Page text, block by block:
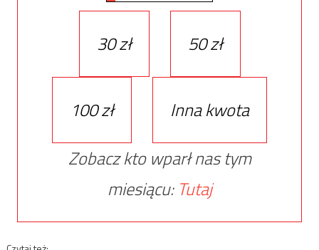
30 zł 50 zł
100 zł
Inna kwota
Zobacz kto wparł nas tym
miesiącu: Tutaj